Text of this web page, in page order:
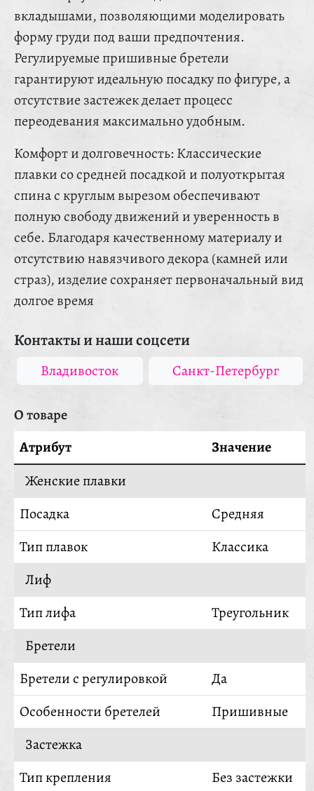
вкладышами, позволяющими моделировать
форму груди под ваши предпочтения.
Регулируемые пришивные бретели
гарантируют идеальную посадку по фигуре, а
отсутствие застежек делает процесс
переодевания максимально удобным.
Комфорт и долговечность: Классические
плавки со средней посадкой и полуоткрытая
спина с круглым вырезом обеспечивают
полную свободу движений и уверенность в
себе. Благодаря качественному материалу и
отсутствию навязчивого декора (камней или
страз), изделие сохраняет первоначальный вид
долгое время
Контакты и наши соцсети
Владивосток Санкт-Петербург
О товаре
Атрибут
Значение
Женские плавки
Посадка
Средняя
Тип плавок
Классика
Лиф
Тип лифа
Треугольник
Бретели
Бретели с регулировкой
Да
Особенности бретелей
Пришивные
Застежка
Тип крепления
Без застежки